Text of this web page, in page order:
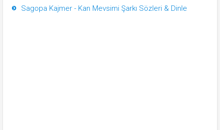
Sagopa Kajmer - Kan Mevsimi Şarkı Sözleri & Dinle